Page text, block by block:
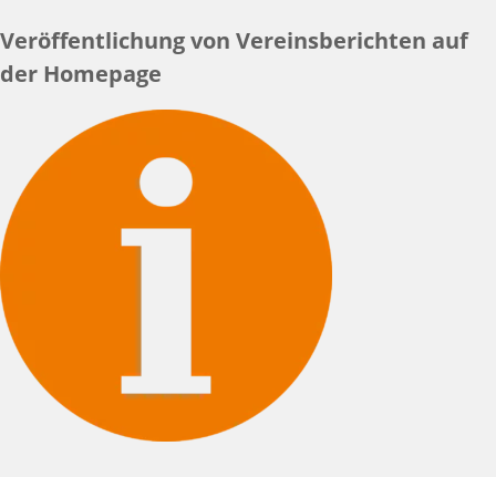
Veröffentlichung von Vereinsberichten auf
der Homepage